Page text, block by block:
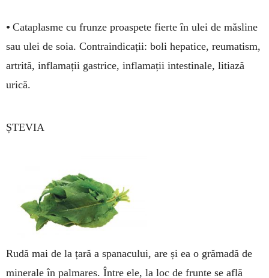
• Cataplasme cu frunze proas­pete fierte în ulei de măsline
sau ulei de soia. Con­tra­indicații: boli hepatice, reumatism,
artrită, infla­ma­ții gastrice, inflamații intesti­nale, litiază
urică.
ȘTEVIA
Rudă mai de la țară a spa­na­cului, are și ea o grămadă de
mi­nerale în palmares. Între ele, la loc de frunte se află